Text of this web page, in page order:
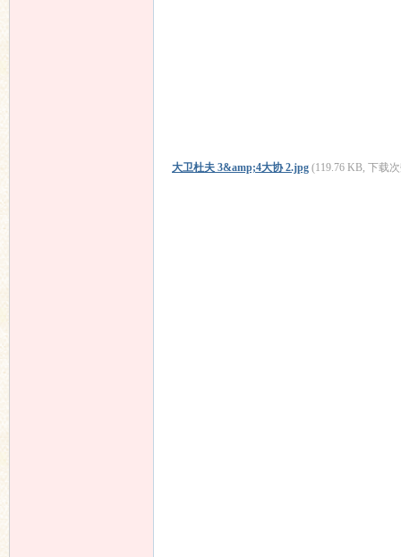
大卫杜夫 3&amp;4大协 2.jpg (119.76 KB, 下载